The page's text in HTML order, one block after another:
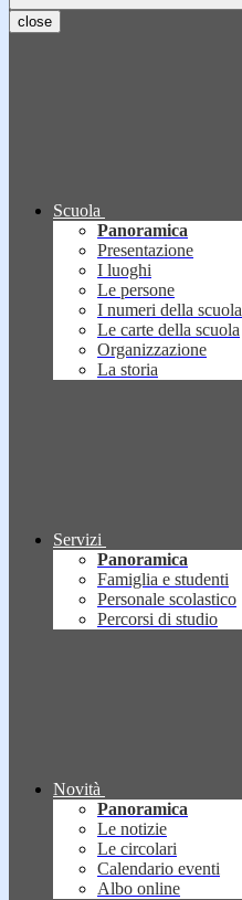
close
Scuola
Panoramica
Presentazione
I luoghi
Le persone
I numeri della scuola
Le carte della scuola
Organizzazione
La storia
Servizi
Panoramica
Famiglia e studenti
Personale scolastico
Percorsi di studio
Novità
Panoramica
Le notizie
Le circolari
Calendario eventi
Albo online